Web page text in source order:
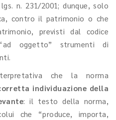
n. 231/2001; dunque, solo
contro il patrimonio o che
previsti dal codice
oggetto” strumenti di
che la norma
individuazione della
: il testo della norma,
che “produce, importa,